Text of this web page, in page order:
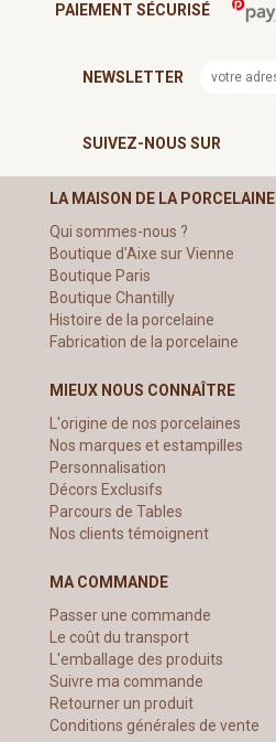
PAIEMENT SÉCURISÉ
NEWSLETTER
SUIVEZ-NOUS SUR
LA MAISON DE LA PORCELAINE
Qui sommes-nous ?
Boutique d'Aixe sur Vienne
Boutique Paris
Boutique Chantilly
Histoire de la porcelaine
Fabrication de la porcelaine
MIEUX NOUS CONNAÎTRE
L'origine de nos porcelaines
Nos marques et estampilles
Personnalisation
Décors Exclusifs
Parcours de Tables
Nos clients témoignent
MA COMMANDE
Passer une commande
Le coût du transport
L'emballage des produits
Suivre ma commande
Retourner un produit
Conditions générales de vente